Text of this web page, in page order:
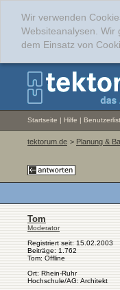
Wir verwenden
Websiteanalysen. Wir
dem Einsatz von
Startseite | Hilfe |
tektorum.de > Planung &
Tom
Moderator
Registriert seit: 15.02.2003
Beiträge: 1.762
Tom: Offline
Ort: Rhein-Ruhr
Hochschule/AG: Architekt